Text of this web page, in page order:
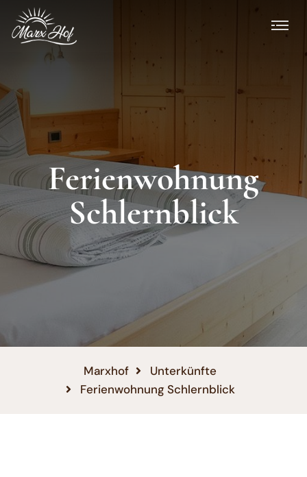
Ferienwohnung
Schlernblick
Marxhof
Unterkünfte
Ferienwohnung Schlernblick